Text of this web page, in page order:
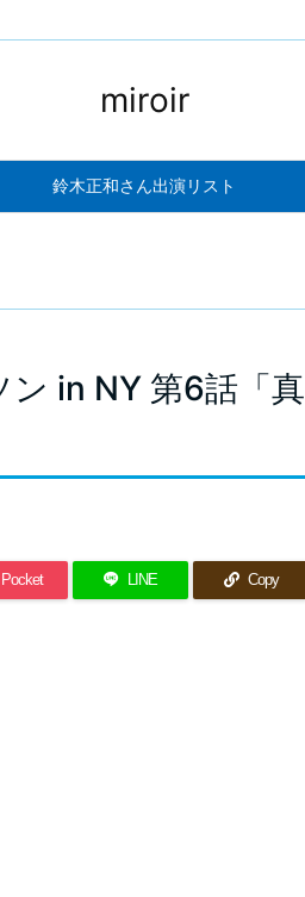
miroir
鈴木正和さん出演リスト
in NY 第6話「真
Pocket LINE Copy